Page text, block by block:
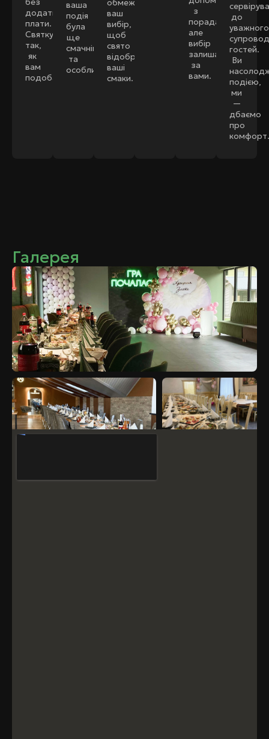
додаткової
плати.
Святкуйте
так,
як
вам
подобається!
ваша
подія
була
ще
смачнішою
та
особливою.
обмежуємо
ваш
вибір,
щоб
свято
відображало
ваші
смаки.
з
порадами,
але
вибір
залишається
за
вами.
до
уважного
гостей.
Ви
подією,
ми
—
дбаємо
про
комфорт.
Галерея